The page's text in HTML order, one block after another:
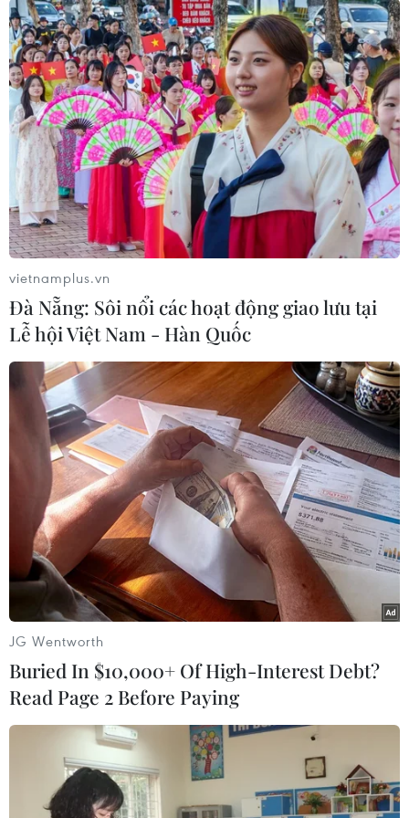
lốc, mưa đá và cháy rừng
từ nay đến giữa tháng
Năm
Cùng với các hiện tượng thời tiết nguy hiểm như
dông, lốc, mưa đá, từ nay đến giữa tháng
5/2025, một số khu vực có nguy cơ xảy ra tình
trạng khô hạn, thiếu nước và tiềm ẩn các nguy cơ
cháy nổ rất cao.
(TTXVN/Vietnam+)
#Nắng nóng #Mưa dông
#Dự báo thời tiết
#Mưa rào rải rác
vietnamplus.vn
Đà Nẵng: Sôi nổi các hoạt động giao lưu tại
Lễ hội Việt Nam - Hàn Quốc
JG Wentworth
Buried In $10,000+ Of High-Interest Debt?
Read Page 2 Before Paying